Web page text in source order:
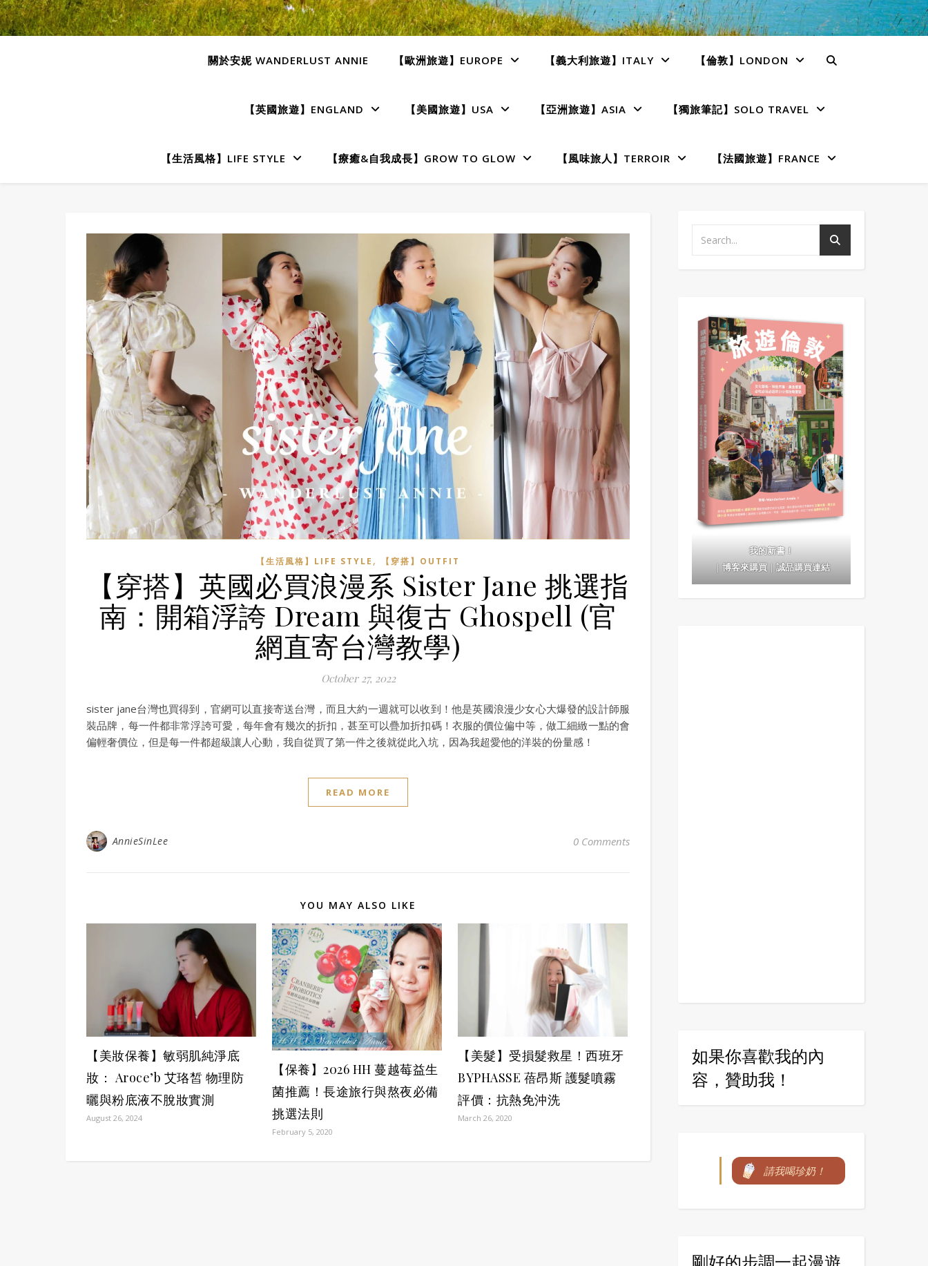
關於安妮 WANDERLUST ANNIE 【歐洲旅遊】EUROPE 【義大利旅遊】ITALY 【倫敦】LONDON
【英國旅遊】ENGLAND 【美國旅遊】USA 【亞洲旅遊】ASIA 【獨旅筆記】SOLO TRAVEL
【生活風格】LIFE STYLE 【療癒&自我成長】GROW TO GLOW 【風味旅人】TERROIR 【法國旅遊】FRANCE
【生活風格】LIFE STYLE , 【穿搭】OUTFIT
【穿搭】英國必買浪漫系 Sister Jane 挑選指
南：開箱浮誇 Dream 與復古 Ghospell (官
網直寄台灣教學)
October 27, 2022
sister jane台灣也買得到，官網可以直接寄送台灣，而且大約一週就可以收到！他是英國浪漫少女心大爆發的設計師服
裝品牌，每一件都非常浮誇可愛，每年會有幾次的折扣，甚至可以疊加折扣碼！衣服的價位偏中等，做工細緻一點的會
偏輕奢價位，但是每一件都超級讓人心動，我自從買了第一件之後就從此入坑，因為我超愛他的洋裝的份量感！
READ MORE
AnnieSinLee 0 Comments
YOU MAY ALSO LIKE
【美妝保養】敏弱肌純淨底
妝： Aroce’b 艾珞皙 物理防
曬與粉底液不脫妝實測
August 26, 2024
【保養】2026 HH 蔓越莓益生
菌推薦！長途旅行與熬夜必備
挑選法則
February 5, 2020
【美髮】受損髮救星！西班牙
BYPHASSE 蓓昂斯 護髮噴霧
評價：抗熱免沖洗
March 26, 2020
我的新書！
｜博客來購買｜誠品購買連結
如果你喜歡我的內
容，贊助我！
請我喝珍奶！
剛好的步調一起漫遊